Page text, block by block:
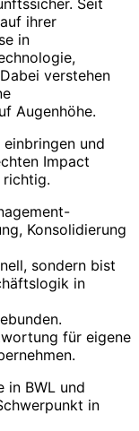
Seit
ihrer
in
verstehen
Augenhöhe.
und
Impact
richtig.
Konsolidierung
sondern bist
in
für eigene
in BWL und
in